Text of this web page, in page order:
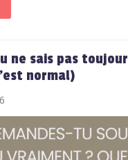
ne sais pas
normal)